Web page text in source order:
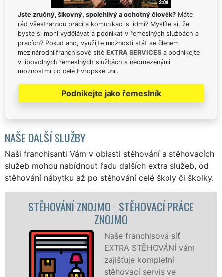
Jste zručný, šikovný, spolehlivý a ochotný člověk? Máte
rád všestrannou práci a komunikaci s lidmi? Myslíte si, že
byste si mohl vydělávat a podnikat v řemeslných službách a
pracích? Pokud ano, využijte možnosti stát se členem
mezinárodní franchisové sítě EXTRA SERVICES a podnikejte
v libovolných řemeslných službách s neomezenými
možnostmi po celé Evropské unii.
Podnikejte jako řemeslník
NAŠE DALŠÍ SLUŽBY
Naši franchisanti Vám v oblasti stěhování a stěhovacích
služeb mohou nabídnout řadu dalších extra služeb, od
stěhování nábytku až po stěhování celé školy či školky.
STĚHOVACÍ SLUŽBA ZNOJMO -
STĚHOVACÍ FIRMA ZNOJMO
Poskytujeme
stěhovací služby ve
Znojmě na špičkové
úrovni se speciální